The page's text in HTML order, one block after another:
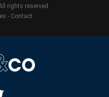
rights reserved
- Contact